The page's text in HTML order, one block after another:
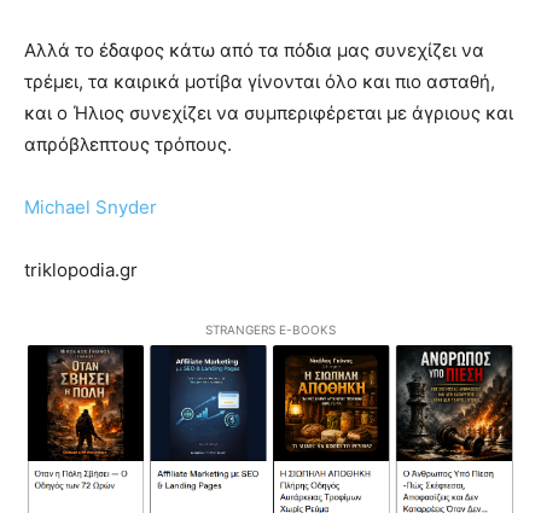
Αλλά το έδαφος κάτω από τα πόδια μας συνεχίζει να
τρέμει, τα καιρικά μοτίβα γίνονται όλο και πιο ασταθή,
και ο Ήλιος συνεχίζει να συμπεριφέρεται με άγριους και
απρόβλεπτους τρόπους.
Michael Snyder
triklopodia.gr
STRANGERS E-BOOKS